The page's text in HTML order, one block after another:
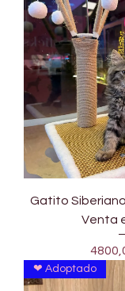
Gatito
Venta
❤ Adoptado